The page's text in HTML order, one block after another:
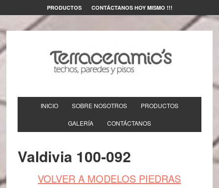
PRODUCTOS CONTÁCTANOS HOY MISMO !!!
INICIO SOBRE NOSOTROS PRODUCTOS
GALERÍA CONTÁCTANOS
Valdivia 100-092
VOLVER A MODELOS PIEDRAS